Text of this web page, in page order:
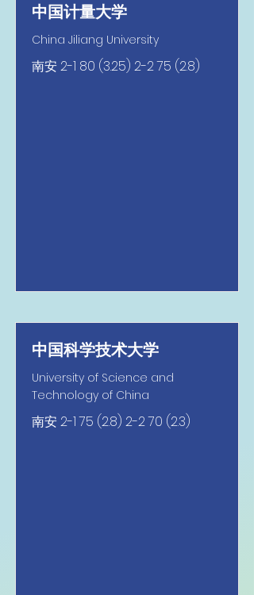
中国计量大学
China Jiliang University
南安2-1 80 (3.25) 2-2 75 (2.8)
中国科学技术大学
University of Science and
Technology of China
南安2-1 75 (2.8) 2-2 70 (2.3)